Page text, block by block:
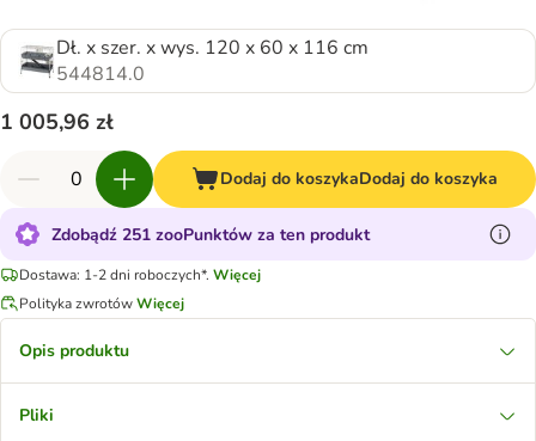
Dł. x szer. x wys. 120 x 60 x 116 cm
544814.0
1 005,96 zł
Dodaj do koszykaDodaj do koszyka
Zdobądź 251 zooPunktów za ten produkt
Dostawa: 1-2 dni roboczych*. Więcej
Polityka zwrotówWięcej
Opis produktu
Pliki